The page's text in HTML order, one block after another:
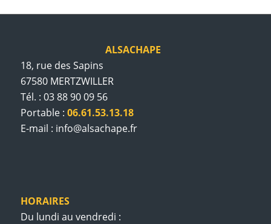
ALSACHAPE
18, rue des Sapins
67580 MERTZWILLER
Tél. : 03 88 90 09 56
Portable : 06.61.53.13.18
E-mail : info@alsachape.fr
HORAIRES
Du lundi au vendredi :